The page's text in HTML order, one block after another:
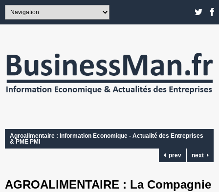
Agroalimentaire : Information Economique - Actualité des Entreprises
& PME PMI
prev
next
AGROALIMENTAIRE : La Compagnie